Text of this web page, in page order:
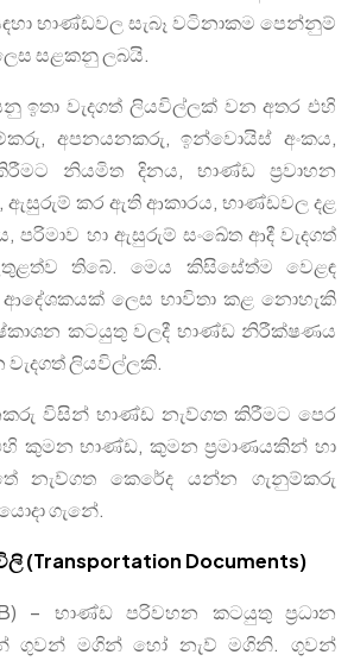
භාණ්ඩවල සැබෑ වටිනාකම පෙන්නුම්
සළකනු ලබයි.
ඉතා වැදගත් ලියවිල්ලක් වන අතර එහි
අපනයනකරු, ඉන්වොයිස් අංකය,
නියමිත දිනය, භාණ්ඩ ප්‍රවාහන
ඇසුරුම් කර ඇති ආකාරය, භාණ්ඩවල දළ
පරිමාව හා ඇසුරුම් සංඛේත ආදී වැදගත්
තිබේ. මෙය කිසිසේත්ම වෙළඳ
ලෙස භාවිතා කළ නොහැකි
කටයුතු වලදී භාණ්ඩ නිරීක්ෂණය
වැදගත් ලියවිල්ලකි.
විසින් භාණ්ඩ නැව්ගත කිරීමට පෙර
කුමන භාණ්ඩ, කුමන ප්‍රමාණයකින් හා
නැව්ගත කෙරේද යන්න ගැනුම්කරු
ගැනේ.
(Transportation Documents)
– භාණ්ඩ පරිවහන කටයුතු ප්‍රධාන
ගුවන් මගින් හෝ නැව් මගිනි. ගුවන්